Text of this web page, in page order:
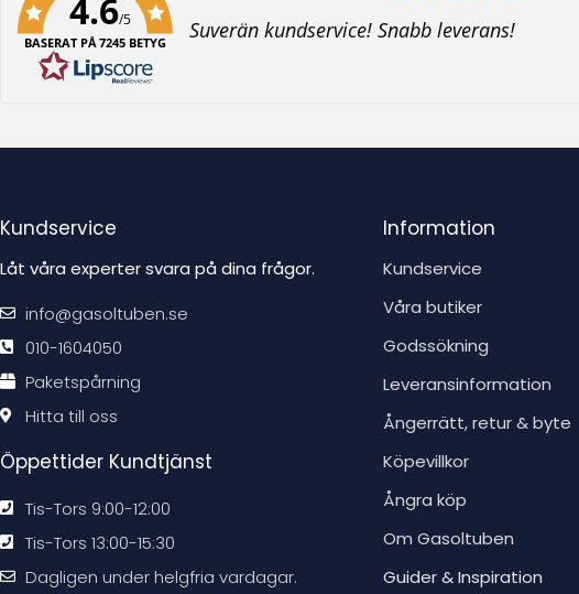
4.6/5
BASERAT PÅ 7245 BETYG
T
Suverän kundservice! Snabb leverans!
Kundservice
Låt våra experter svara på dina frågor.
info@gasoltuben.se
010-1604050
Paketspårning
Hitta till oss
Öppettider Kundtjänst
Tis-Tors 9:00-12:00
Tis-Tors 13:00-15:30
Dagligen under helgfria vardagar.
Information
Kundservice
Våra butiker
Godssökning
Leveransinformation
Ångerrätt, retur & byte
Köpevillkor
Ångra köp
Om Gasoltuben
Guider & Inspiration